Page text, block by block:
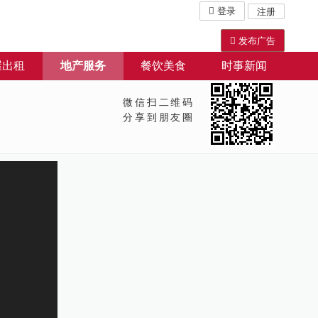
登录 注册
发布广告
租 地产服务 餐饮美食 时事新闻
微信扫二维码
分享到朋友圈